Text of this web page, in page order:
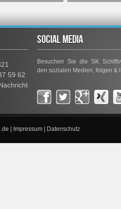
59 62
SOCIAL MEDIA
Besuchen Sie die SK
den sozialen Medien, folgen &
Impressum Datenschutz